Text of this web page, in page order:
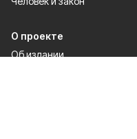
О проекте
Об издании